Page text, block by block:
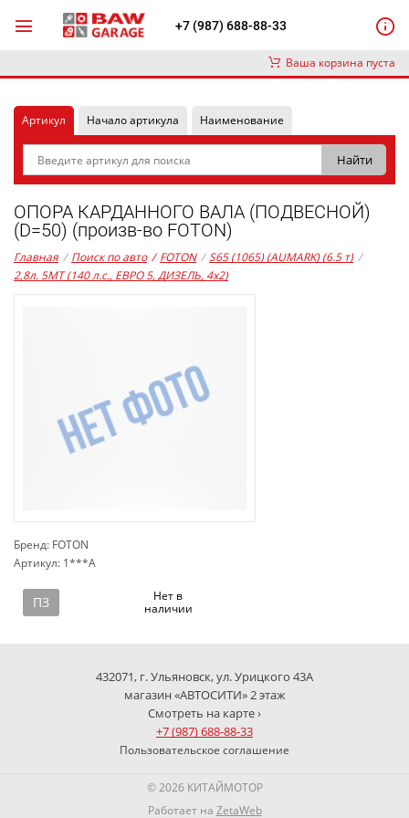
+7 (987) 688-88-33
Ваша корзина пуста
Артикул Начало артикула Наименование
ОПОРА КАРДАННОГО ВАЛА (ПОДВЕСНОЙ)
(D=50) (произв-во FOTON)
Главная / Поиск по авто / FOTON / S65 (1065) (AUMARK) (6.5 т) /
2,8л. 5MT (140 л.с., ЕВРО 5, ДИЗЕЛЬ, 4x2)
Бренд: FOTON
Артикул: 1***A
ПЗ
Нет в
наличии
432071, г. Ульяновск, ул. Урицкого 43А
магазин «АВТОСИТИ» 2 этаж
Смотреть на карте ›
+7 (987) 688-88-33
Пользовательское соглашение
© 2026 КИТАЙМОТОР
Работает на ZetaWeb